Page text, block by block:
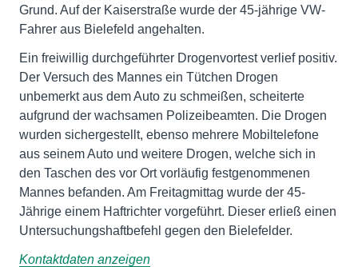
Grund. Auf der Kaiserstraße wurde der 45-jährige VW-
Fahrer aus Bielefeld angehalten.
Ein freiwillig durchgeführter Drogenvortest verlief positiv.
Der Versuch des Mannes ein Tütchen Drogen
unbemerkt aus dem Auto zu schmeißen, scheiterte
aufgrund der wachsamen Polizeibeamten. Die Drogen
wurden sichergestellt, ebenso mehrere Mobiltelefone
aus seinem Auto und weitere Drogen, welche sich in
den Taschen des vor Ort vorläufig festgenommenen
Mannes befanden. Am Freitagmittag wurde der 45-
Jährige einem Haftrichter vorgeführt. Dieser erließ einen
Untersuchungshaftbefehl gegen den Bielefelder.
Kontaktdaten anzeigen